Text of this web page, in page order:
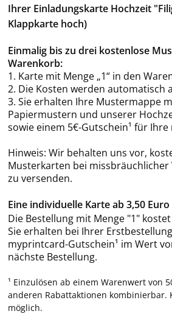
Ihrer Einladungskarte Hochzeit
Klappkarte hoch)
Einmalig bis zu drei kostenlose
Warenkorb:
1. Karte mit Menge „1“ in den
2. Die Kosten werden automatisch
3. Sie erhalten Ihre Mustermappe
Papiermustern und unserer
sowie einem 5€-Gutschein¹ für
Hinweis: Wir behalten uns vor,
Musterkarten bei
zu versenden.
Eine individuelle Karte ab 3,50
Die Bestellung mit Menge "1"
Sie erhalten bei Ihrer
myprintcard-Gutschein¹ im Wert
nächste Bestellung.
¹ Einzulösen ab einem Warenwert von
anderen Rabattaktionen kombinierbar.
möglich.